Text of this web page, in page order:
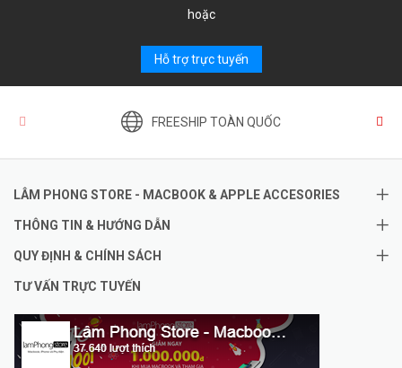
hoặc
Hỗ trợ trực tuyến
FREESHIP TOÀN QUỐC
LÂM PHONG STORE - MACBOOK & APPLE ACCESORIES
THÔNG TIN & HƯỚNG DẪN
QUY ĐỊNH & CHÍNH SÁCH
TƯ VẤN TRỰC TUYẾN